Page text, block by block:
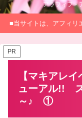
アラフィフ・
■当サイトは、アフィリ
PR
【マキアレ
ューアル!!
～♪ ①